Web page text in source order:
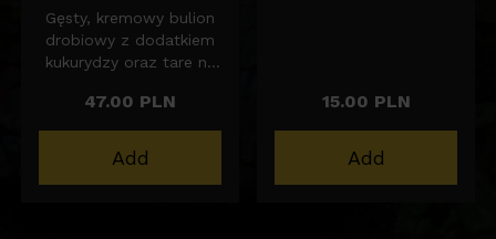
Gęsty, kremowy bulion
drobiowy z dodatkiem
kukurydzy oraz tare na
japońskiego
tradycyjnego curry.
400ml
47.00 PLN
Add
15.00 PLN
Add